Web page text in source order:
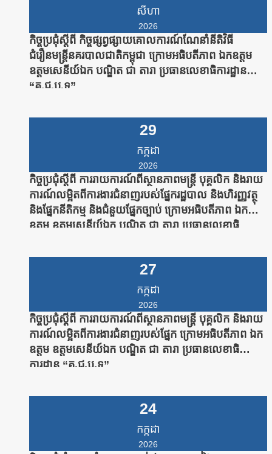
សីហា
2026
កិច្ចប្រជុំស្តីពី កិច្ចផ្សព្វផ្សាយគោលការណ៍ណែនាំនីតិវិធី
ជំរឿនមន្រ្តីនគរបាលជាតិកម្ពុជា ក្រោមអធិបតីភាព ឯកឧត្តម
ឧត្តមសេនីយ៍ឯក បណ្ឌិត ជា តារា ប្រធានលេខាធិការដ្ឋាន
“គ.ជ.ប.ទ”
29
កក្កដា
2026
កិច្ចប្រជុំស្តីពី ការរាយការណ៍ពីស្ថានភាពមន្រ្តី បុគ្គលិក និងរាយ
ការណ៍លម្អិតពីការងារជំនាញរបស់ផ្នែករដ្ឋបាល និងហិរញ្ញវត្ថុ
និងផ្នែកនីតិកម្ម និងជំនួយផ្នែកច្បាប់ ក្រោមអធិបតីភាព ឯក
ឧត្តម ឧត្តមសេនីយ៍ឯក បណ្ឌិត ជា តារា ប្រធានលេខាធិ
27
កក្កដា
2026
កិច្ចប្រជុំស្តីពី ការរាយការណ៍ពីស្ថានភាពមន្រ្តី បុគ្គលិក និងរាយ
ការណ៍លម្អិតពីការងារជំនាញរបស់ផ្នែក ក្រោមអធិបតីភាព ឯក
ឧត្តម ឧត្តមសេនីយ៍ឯក បណ្ឌិត ជា តារា ប្រធានលេខាធិ
ការដ្ឋាន “គ.ជ.ប.ទ”
24
កក្កដា
2026